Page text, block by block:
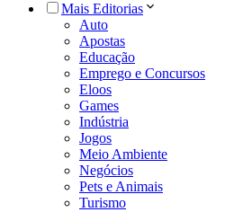
Mais Editorias
Auto
Apostas
Educação
Emprego e Concursos
Eloos
Games
Indústria
Jogos
Meio Ambiente
Negócios
Pets e Animais
Turismo